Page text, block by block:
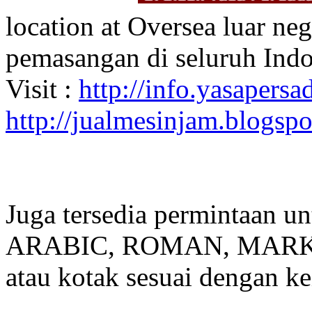
location at Oversea luar
pemasangan di seluruh
Visit : http://
http://
Juga tersedia permintaan
ARABIC, ROMAN,
atau kotak sesuai dengan